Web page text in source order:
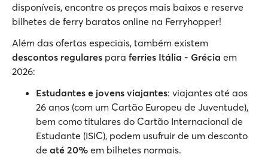
disponíveis, encontre os preços mais baixos e reserve
bilhetes de ferry baratos online na Ferryhopper!
Além das ofertas especiais, também existem
descontos regulares para ferries Itália - Grécia em
2026:
Estudantes e jovens viajantes: viajantes até aos
26 anos (com um Cartão Europeu de Juventude),
bem como titulares do Cartão Internacional de
Estudante (ISIC), podem usufruir de um desconto
de até 20% em bilhetes normais.